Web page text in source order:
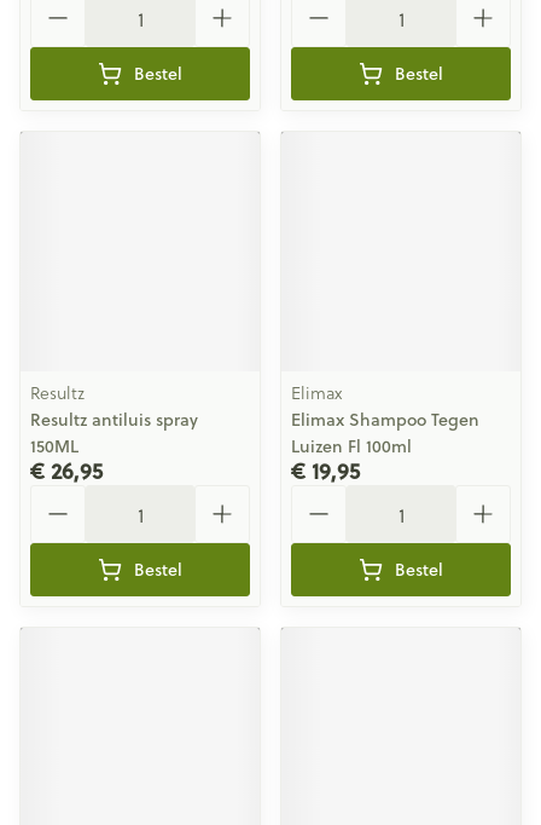
Bestel Bestel
Resultz
Resultz antiluis spray
150ML
€ 26,95
Bestel
Elimax
Elimax Shampoo Tegen
Luizen Fl 100ml
€ 19,95
Bestel